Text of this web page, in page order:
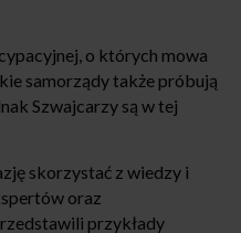
o których mowa
samorządy także próbują
Szwajcarzy są w tej
skorzystać z wiedzy i
oraz
przykłady